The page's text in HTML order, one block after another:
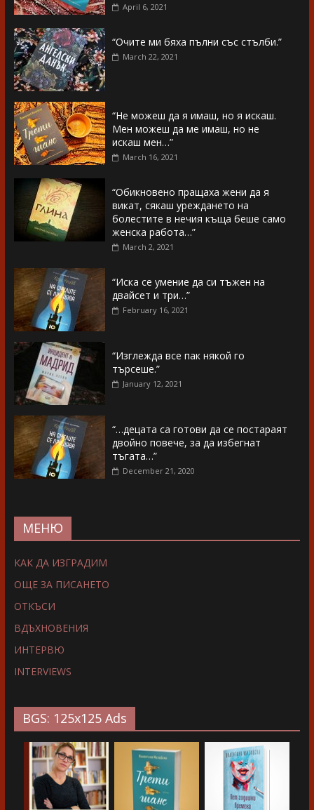
April 6, 2021
“Очите ми бяха пълни със стълби.”
March 22, 2021
“Не можеш да я имаш, но я искаш.
Мен можеш да ме имаш, но не
искаш мен…”
March 16, 2021
“Обикновено пращаха жени да я
викат, сякаш уреждането на
болестите в нечия къща беше само
женска работа…”
March 2, 2021
“Иска се умение да си тъжен на
двайсет и три…”
February 16, 2021
“Изглежда все пак някой го
търсеше.”
January 12, 2021
“…децата са готови да се постараят
двойно повече, за да избегнат
тъгата…”
December 21, 2020
МЕНЮ
КАК ДА ИЗГРАДИМ
ОЩЕ ЗА ПИСАНЕТО
ОТКЪСИ
ВДЪХНОВЕНИЯ
ИНТЕРВЮ
INTERVIEWS
BGS: 125x125 Ads